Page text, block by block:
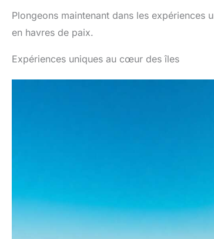
Plongeons maintenant dans les
en havres de paix.
Expériences uniques au cœur des îles